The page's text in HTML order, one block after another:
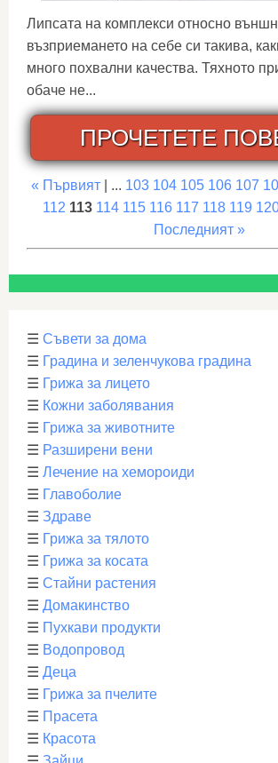
Липсата на комплекси относно
възприемането на себе си такива,
много похвални качества. Тяхното
обаче не...
ПРОЧЕТЕТЕ
« Първият | ... 103 104 105 106 107
112 113 114 115 116 117 118 119
Последният »
☰ Съвети за дома
☰ Градина и зеленчукова градина
☰ Грижа за лицето
☰ Кожни заболявания
☰ Грижа за животните
☰ Разширени вени
☰ Лечение на хемороиди
☰ Главоболие
☰ Здраве
☰ Грижа за тялото
☰ Грижа за косата
☰ Стайни растения
☰ Домакинство
☰ Пухкави продукти
☰ Водопровод
☰ Деца
☰ Грижа за пчелите
☰ Прасета
☰ Красота